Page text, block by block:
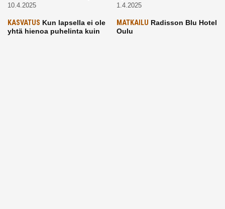
10.4.2025 1.4.2025
KASVATUS Kun lapsella ei ole
yhtä hienoa puhelinta kuin
MATKAILU Radisson Blu Hotel
Oulu